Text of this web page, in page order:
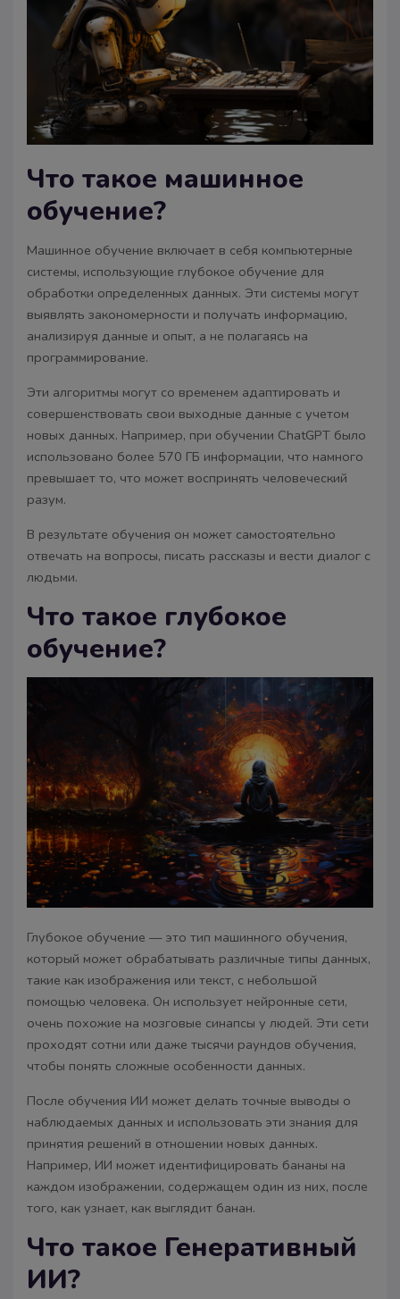
Что такое машинное
обучение?
Машинное обучение включает в себя компьютерные
системы, использующие глубокое обучение для
обработки определенных данных. Эти системы могут
выявлять закономерности и получать информацию,
анализируя данные и опыт, а не полагаясь на
программирование.
Эти алгоритмы могут со временем адаптировать и
совершенствовать свои выходные данные с учетом
новых данных. Например, при обучении ChatGPT было
использовано более 570 ГБ информации, что намного
превышает то, что может воспринять человеческий
разум.
В результате обучения он может самостоятельно
отвечать на вопросы, писать рассказы и вести диалог с
людьми.
Что такое глубокое
обучение?
Глубокое обучение — это тип машинного обучения,
который может обрабатывать различные типы данных,
такие как изображения или текст, с небольшой
помощью человека. Он использует нейронные сети,
очень похожие на мозговые синапсы у людей. Эти сети
проходят сотни или даже тысячи раундов обучения,
чтобы понять сложные особенности данных.
После обучения ИИ может делать точные выводы о
наблюдаемых данных и использовать эти знания для
принятия решений в отношении новых данных.
Например, ИИ может идентифицировать бананы на
каждом изображении, содержащем один из них, после
того, как узнает, как выглядит банан.
Что такое Генеративный
ИИ?